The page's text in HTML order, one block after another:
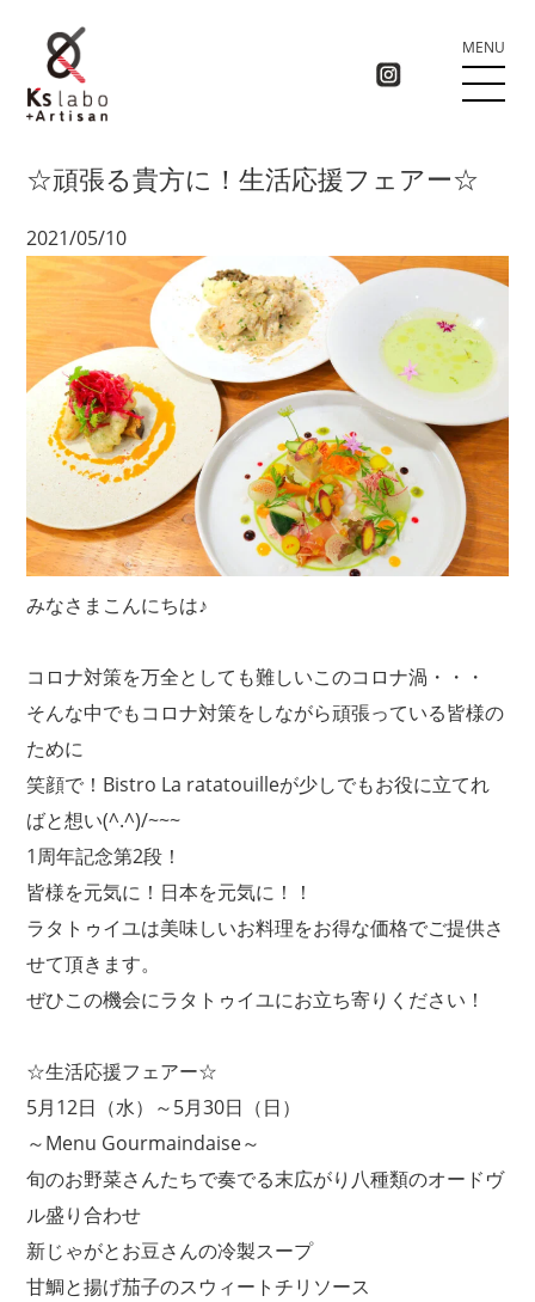
MENU
☆頑張る貴方に！生活応援フェアー☆
2021/05/10
みなさまこんにちは♪
コロナ対策を万全としても難しいこのコロナ渦・・・
そんな中でもコロナ対策をしながら頑張っている皆様の
ために
笑顔で！Bistro La ratatouilleが少しでもお役に立てれ
ばと想い(^.^)/~~~
1周年記念第2段！
皆様を元気に！日本を元気に！！
ラタトゥイユは美味しいお料理をお得な価格でご提供さ
せて頂きます。
ぜひこの機会にラタトゥイユにお立ち寄りください！
☆生活応援フェアー☆
5月12日（水）～5月30日（日）
～Menu Gourmaindaise～
旬のお野菜さんたちで奏でる末広がり八種類のオードヴ
ル盛り合わせ
新じゃがとお豆さんの冷製スープ
甘鯛と揚げ茄子のスウィートチリソース